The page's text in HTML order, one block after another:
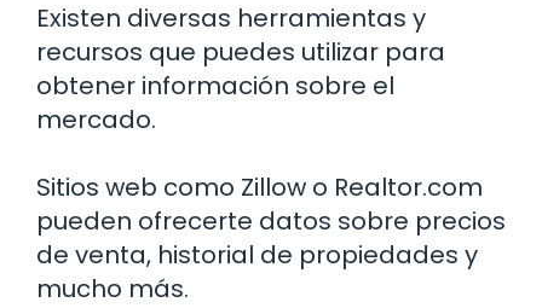
Existen diversas herramientas y
recursos que puedes utilizar para
obtener información sobre el
mercado.
Sitios web como Zillow o Realtor.com
pueden ofrecerte datos sobre precios
de venta, historial de propiedades y
mucho más.